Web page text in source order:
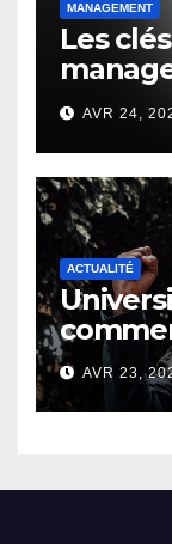
MANAGEMENT
Les
d’un
AVR 24,
ACTUALITÉ
AVR 23,